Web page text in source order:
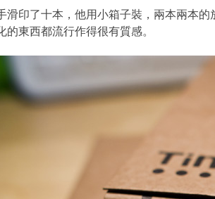
滑印了十本，他用小箱子裝，兩本兩本
的東西都流行作得很有質感。